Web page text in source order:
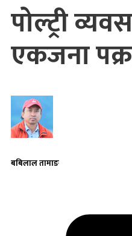
पोल्ट्री
एकजना
बबिलाल तामाङ